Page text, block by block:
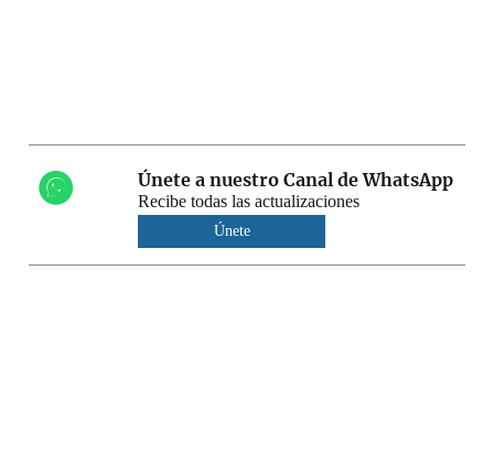
Únete a nuestro Canal de WhatsApp
Recibe todas las actualizaciones
Únete